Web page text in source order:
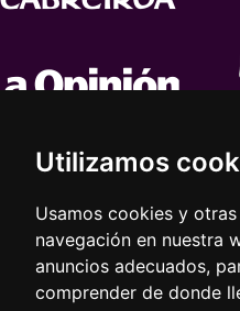
Utilizamos
Usamos cookies y
navegación en nuestra
anuncios adecuados,
comprender de donde